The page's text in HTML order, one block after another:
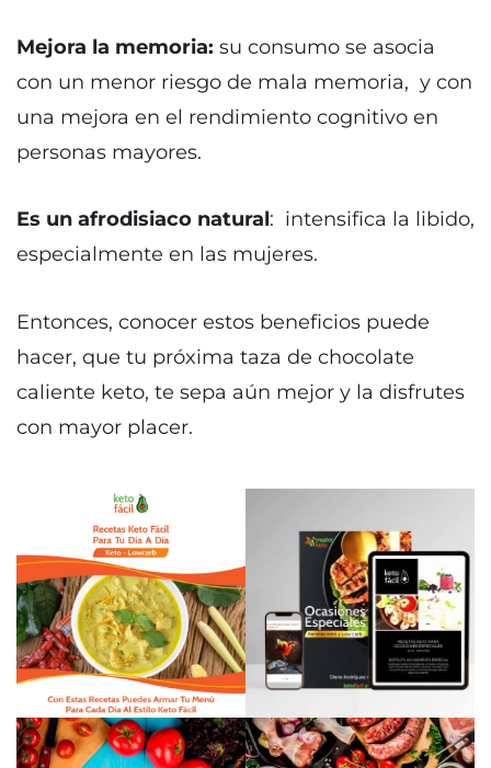
Mejora la memoria: su consumo se asocia
con un menor riesgo de mala memoria, y con
una mejora en el rendimiento cognitivo en
personas mayores.
Es un afrodisiaco natural: intensifica la libido,
especialmente en las mujeres.
Entonces, conocer estos beneficios puede
hacer, que tu próxima taza de chocolate
caliente keto, te sepa aún mejor y la disfrutes
con mayor placer.